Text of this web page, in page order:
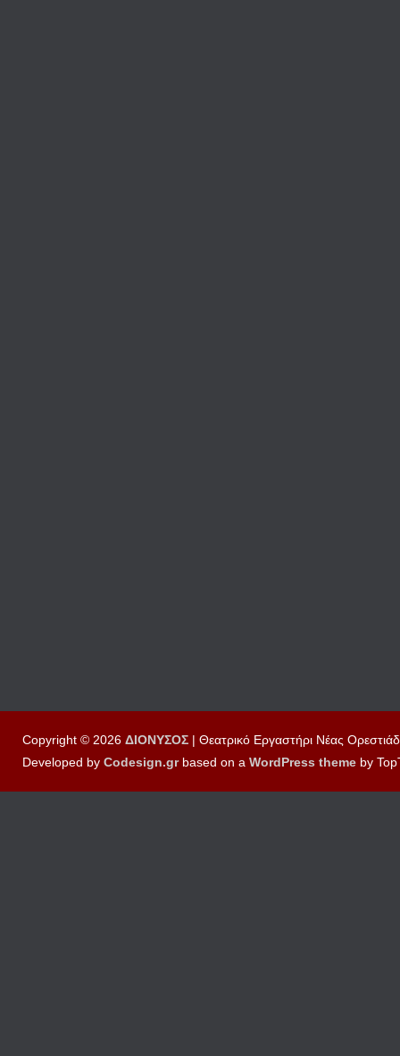
Copyright © 2026 ΔΙΟΝΥΣΟΣ | Θεατρικό Εργαστήρι Νέας
Developed by Codesign.grbased on a WordPress theme by